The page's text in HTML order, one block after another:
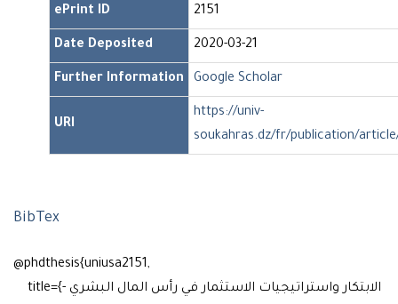
ePrint ID 2151
Date Deposited 2020-03-21
Further Information Google Scholar
URI
https://univ-
soukahras.dz/fr/publication/
BibTex
@phdthesis{uniusa2151,
title={الابتكار واستراتيجيات الاستثمار في رأس المال البشري -